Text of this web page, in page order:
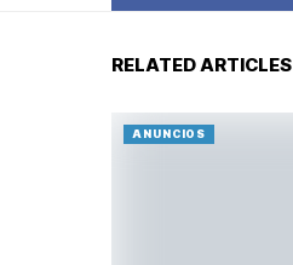
RELATED ARTICLES
ANUNCIOS